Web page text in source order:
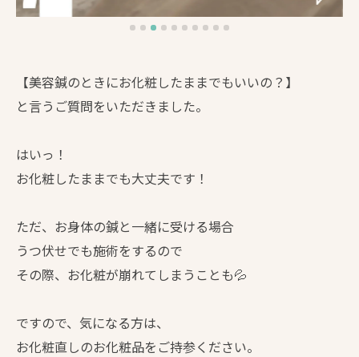
【美容鍼のときにお化粧したままでもいいの？】
と言うご質問をいただきました。
はいっ！
お化粧したままでも大丈夫です！
ただ、お身体の鍼と一緒に受ける場合
うつ伏せでも施術をするので
その際、お化粧が崩れてしまうことも💦
ですので、気になる方は、
お化粧直しのお化粧品をご持参ください。